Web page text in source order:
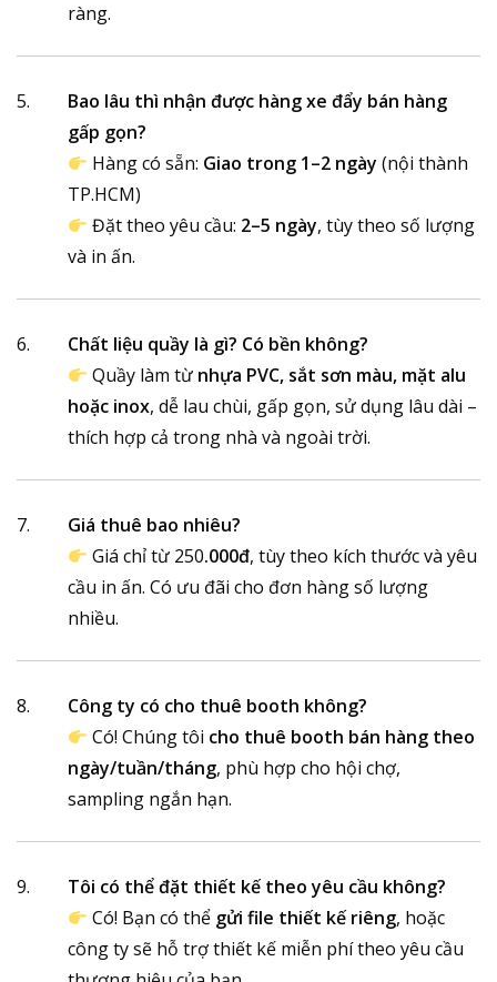
ràng.
Bao lâu thì nhận được hàngxe đẩy bán hàng
gấp gọn?
Hàng có sẵn: Giao trong 1–2 ngày (nội thành
TP.HCM)
Đặt theo yêu cầu: 2–5 ngày, tùy theo số lượng
và in ấn.
Chất liệu quầy là gì? Có bền không?
Quầy làm từ nhựa PVC, sắt sơn màu, mặt alu
hoặc inox, dễ lau chùi, gấp gọn, sử dụng lâu dài –
thích hợp cả trong nhà và ngoài trời.
Giá thuê bao nhiêu?
Giá chỉ từ 250.000đ, tùy theo kích thước và yêu
cầu in ấn. Có ưu đãi cho đơn hàng số lượng
nhiều.
Công ty có cho thuê booth không?
Có! Chúng tôi cho thuê booth bán hàng theo
ngày/tuần/tháng, phù hợp cho hội chợ,
sampling ngắn hạn.
Tôi có thể đặt thiết kế theo yêu cầu không?
Có! Bạn có thể gửi file thiết kế riêng, hoặc
công ty sẽ hỗ trợ thiết kế miễn phí theo yêu cầu